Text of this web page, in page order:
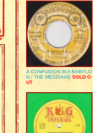
A:CONFUSION IN A BABYLO
N / THE MESSIAHS SOLD O
UT